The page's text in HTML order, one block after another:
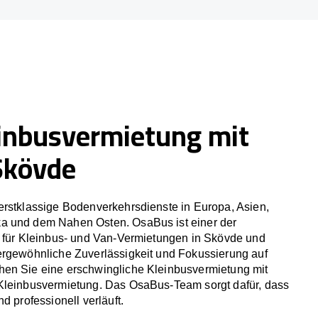
mit
Bodenverkehrsdienste in Europa, Asien,
und dem Nahen Osten. OsaBus ist einer der
Kleinbus- und Van-Vermietungen in Skövde und
Zuverlässigkeit und Fokussierung auf
Sie eine erschwingliche Kleinbusvermietung mit
Das OsaBus-Team sorgt dafür, dass
professionell verläuft.